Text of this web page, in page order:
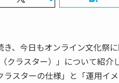
き、今日もオンライン文化祭
クラスター）」について紹
スターの仕様」と「運用イ